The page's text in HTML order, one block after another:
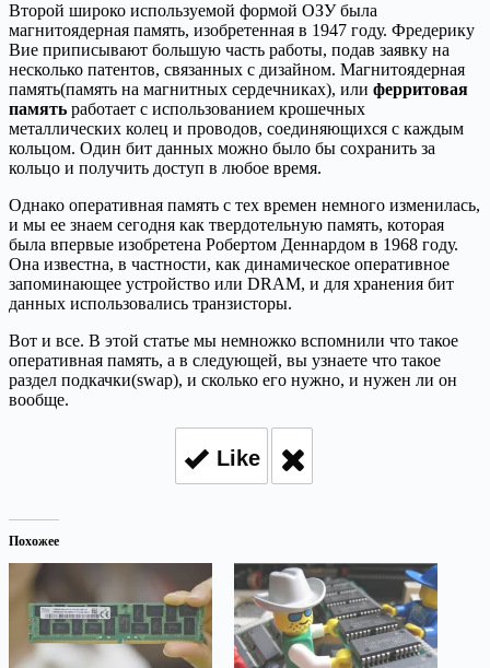
Второй широко используемой формой ОЗУ была
магнитоядерная память, изобретенная в 1947 году. Фредерику
Вие приписывают большую часть работы, подав заявку на
несколько патентов, связанных с дизайном. Магнитоядерная
память(память на магнитных сердечниках), или ферритовая
память работает с использованием крошечных
металлических колец и проводов, соединяющихся с каждым
кольцом. Один бит данных можно было бы сохранить за
кольцо и получить доступ в любое время.
Однако оперативная память с тех времен немного изменилась,
и мы ее знаем сегодня как твердотельную память, которая
была впервые изобретена Робертом Деннардом в 1968 году.
Она известна, в частности, как динамическое оперативное
запоминающее устройство или DRAM, и для хранения бит
данных использовались транзисторы.
Вот и все. В этой статье мы немножко вспомнили что такое
оперативная память, а в следующей, вы узнаете что такое
раздел подкачки(swap), и сколько его нужно, и нужен ли он
вообще.
Like
Похожее